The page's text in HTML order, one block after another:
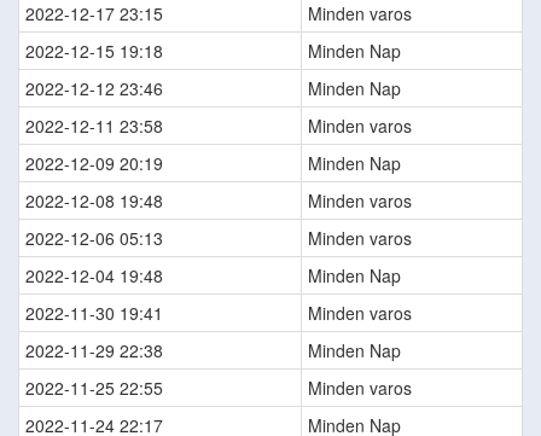
2022-12-17 23:15
Minden varos
2022-12-15 19:18
Minden Nap
2022-12-12 23:46
Minden Nap
2022-12-11 23:58
Minden varos
2022-12-09 20:19
Minden Nap
2022-12-08 19:48
Minden varos
2022-12-06 05:13
Minden varos
2022-12-04 19:48
Minden Nap
2022-11-30 19:41
Minden varos
2022-11-29 22:38
Minden Nap
2022-11-25 22:55
Minden varos
2022-11-24 22:17
Minden Nap